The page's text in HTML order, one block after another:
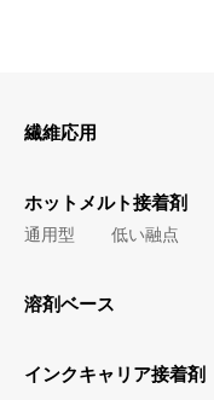
繊維応用
ホットメルト接着剤
通用型 低い融点
溶剤ベース
インクキャリア接着剤